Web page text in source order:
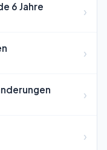
6 Jahre ›
›
›
›